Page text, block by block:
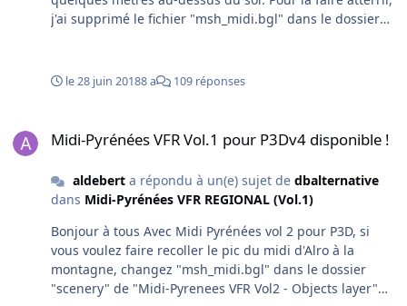
j'ai supprimé le fichier "msh_midi.bgl" dans le dossier
de notre pays.
le 28 juin 20188 a 109 réponses
Midi-Pyrénées VFR Vol.1 pour P3Dv4 disponible !
aldeberta répondu à un(e) sujet de dbalternative
dans Midi-Pyrénées VFR REGIONAL (Vol.1)
Bonjour à tous Avec Midi Pyrénées vol 2 pour P3D, si
vous voulez faire recoller le pic du midi d'Alro à la
montagne, changez "msh_midi.bgl" dans le dossier
"scenery" de "Midi-Pyrenees VFR Vol2 - Objects layer"